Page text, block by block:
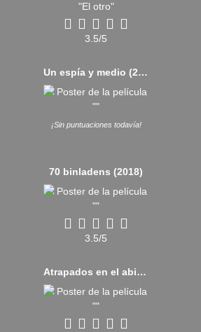
3.5/5
Un espía y medio (2016)
¡Sin puntuaciones todavía!
70 binladens (2018)
3.5/5
Atrapados en el abismo (2024)